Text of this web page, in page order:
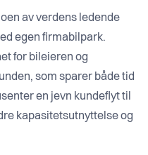
av verdens ledende
egen firmabilpark.
for bileieren og
som sparer både tid
en jevn kunde­flyt til
kapasitets­utnyttelse og